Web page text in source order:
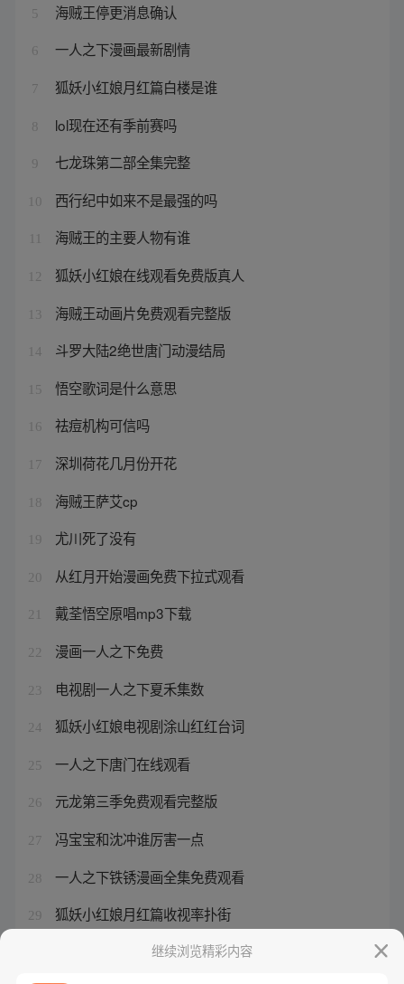
5 海贼王停更消息确认
6 一人之下漫画最新剧情
7 狐妖小红娘月红篇白楼是谁
8 lol现在还有季前赛吗
9 七龙珠第二部全集完整
10 西行纪中如来不是最强的吗
海贼王的主要人物有谁
12 狐妖小红娘在线观看免费版真人
13 海贼王动画片免费观看完整版
14 斗罗大陆2绝世唐门动漫结局
15 悟空歌词是什么意思
16 祛痘机构可信吗
17 深圳荷花几月份开花
18 海贼王萨艾cp
19 尤川死了没有
20 从红月开始漫画免费下拉式观看
21 戴荃悟空原唱mp3下载
22 漫画一人之下免费
23 电视剧一人之下夏禾集数
24 狐妖小红娘电视剧涂山红红台词
25 一人之下唐门在线观看
26 元龙第三季免费观看完整版
27 冯宝宝和沈冲谁厉害一点
28 一人之下铁锈漫画全集免费观看
29 狐妖小红娘月红篇收视率扑街
符合东方淮竹的名字继续浏览精彩内容